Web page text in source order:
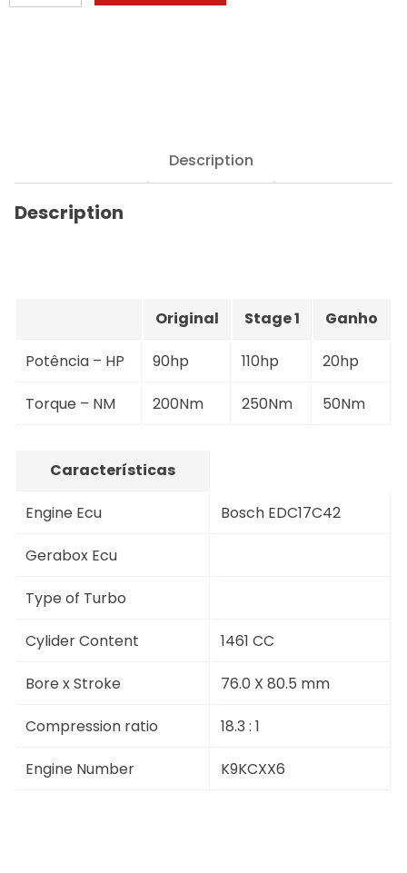
Description
Description
Original Stage 1 Ganho
Potência – HP 90hp 110hp 20hp
Torque – NM 200Nm 250Nm 50Nm
Características
Engine Ecu Bosch EDC17C42
Gerabox Ecu
Type of Turbo
Cylider Content 1461 CC
Bore x Stroke 76.0 X 80.5 mm
Compression ratio 18.3 : 1
Engine Number K9KCXX6